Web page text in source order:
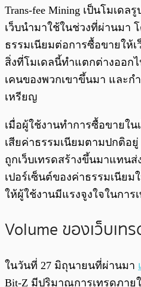
Trans-fee Mining เป็นโมเดล
เว็บนำมาใช้ในช่วงที่ผ่านมา
ธรรมเนียมต่อการซื้อขายให้
สิ่งที่โมเดลนี้ทำแตกต่างออกไ
เคนของพวกเขาขึ้นมา และ
เหรียญ
เมื่อผู้ใช้งานทำการซื้อขายใน
เสียค่าธรรมเนียมตามปกติอ
ถูกเว็บเทรดสร้างขึ้นมาแทน
เปอร์เซ็นต์ของค่าธรรมเนียม
ให้ผู้ใช้งานมีแรงจูงใจในการ
Volume ของเว็บเท
ในวันที่ 27 มิถุนายนที่ผ่านมา
Bit-Z มีปริมาณการเทรดภาย